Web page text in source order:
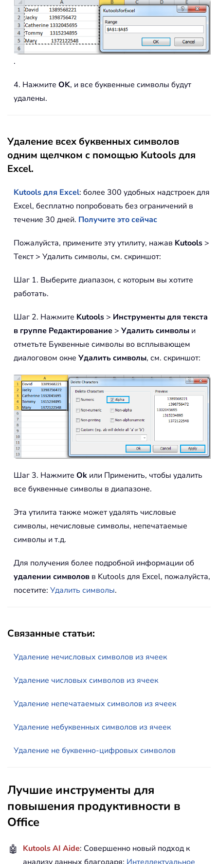
.
4. Нажмите OK, и все буквенные символы будут
удалены.
Удаление всех буквенных символов
одним щелчком с помощью Kutools для
Excel.
Kutools для Excel: более 300 удобных надстроек для
Excel, бесплатно попробовать без ограничений в
течение 30 дней. Получите это сейчас
Пожалуйста, примените эту утилиту, нажав Kutools >
Текст > Удалить символы, см. скриншот:
Шаг 1. Выберите диапазон, с которым вы хотите
работать.
Шаг 2. Нажмите Kutools > Инструменты для текста
в группе Редактирование > Удалить символы и
отметьте Буквенные символы во всплывающем
диалоговом окне Удалить символы, см. скриншот:
Шаг 3. Нажмите Ok или Применить, чтобы удалить
все буквенные символы в диапазоне.
Эта утилита также может удалять числовые
символы, нечисловые символы, непечатаемые
символы и т.д.
Для получения более подробной информации об
удалении символов в Kutools для Excel, пожалуйста,
посетите: Удалить символы.
Связанные статьи:
Удаление нечисловых символов из ячеек
Удаление числовых символов из ячеек
Удаление непечатаемых символов из ячеек
Удаление небуквенных символов из ячеек
Удаление не буквенно-цифровых символов
Лучшие инструменты для
повышения продуктивности в
Office
🤖 Kutools AI Aide: Совершенно новый подход к